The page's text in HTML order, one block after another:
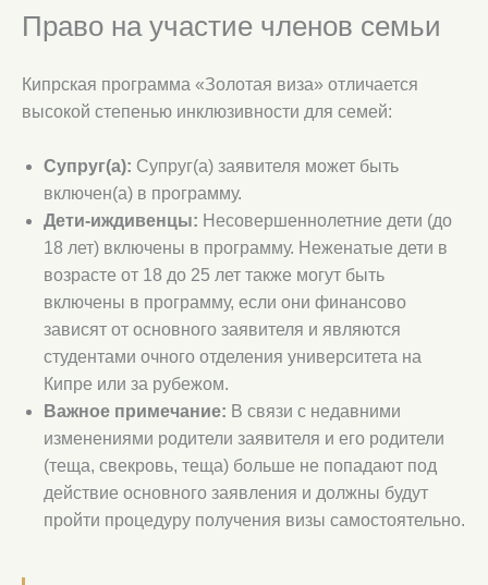
Право на участие членов семьи
Кипрская программа «Золотая виза» отличается
высокой степенью инклюзивности для семей:
Супруг(а): Супруг(а) заявителя может быть
включен(а) в программу.
Дети-иждивенцы: Несовершеннолетние дети (до
18 лет) включены в программу. Неженатые дети в
возрасте от 18 до 25 лет также могут быть
включены в программу, если они финансово
зависят от основного заявителя и являются
студентами очного отделения университета на
Кипре или за рубежом.
Важное примечание: В связи с недавними
изменениями родители заявителя и его родители
(теща, свекровь, теща) больше не попадают под
действие основного заявления и должны будут
пройти процедуру получения визы самостоятельно.